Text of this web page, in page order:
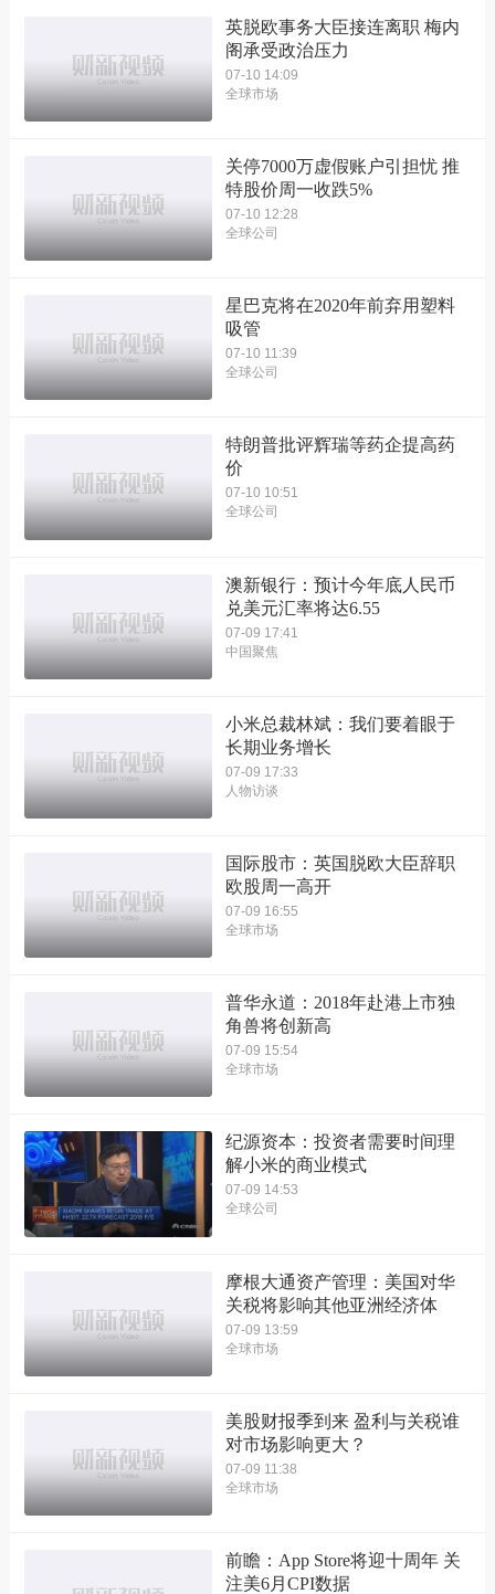
英脱欧事务大臣接连离职 梅内
阁承受政治压力
07-10 14:09
全球市场
关停7000万虚假账户引担忧 推
特股价周一收跌5%
07-10 12:28
全球公司
星巴克将在2020年前弃用塑料
吸管
07-10 11:39
全球公司
特朗普批评辉瑞等药企提高药
价
07-10 10:51
全球公司
澳新银行：预计今年底人民币
兑美元汇率将达6.55
07-09 17:41
中国聚焦
小米总裁林斌：我们要着眼于
长期业务增长
07-09 17:33
人物访谈
国际股市：英国脱欧大臣辞职
欧股周一高开
07-09 16:55
全球市场
普华永道：2018年赴港上市独
角兽将创新高
07-09 15:54
全球市场
纪源资本：投资者需要时间理
解小米的商业模式
07-09 14:53
全球公司
摩根大通资产管理：美国对华
关税将影响其他亚洲经济体
07-09 13:59
全球市场
美股财报季到来 盈利与关税谁
对市场影响更大？
07-09 11:38
全球市场
前瞻：App Store将迎十周年 关
注美6月CPI数据